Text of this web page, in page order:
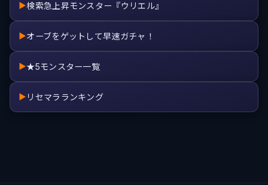
▶検索急上昇モンスター『ウリエル』
▶オーブをゲットして早速ガチャ！
▶★5モンスター一覧
▶ リセマラランキング